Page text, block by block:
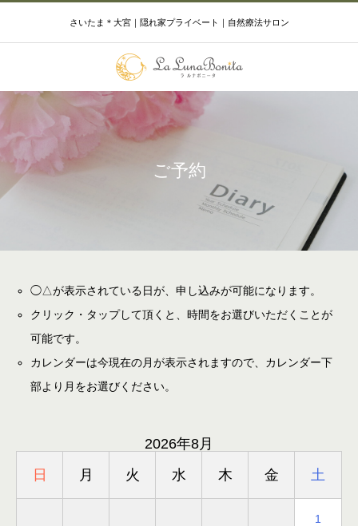
さいたま＊大宮｜隠れ家プライベート｜自然療法サロン
ご予約
◯△が表示されている日が、申し込みが可能になります。
クリック・タップして頂くと、時間をお選びいただくことが
可能です。
カレンダーは今現在の月が表示されますので、カレンダー下
部より月をお選びください。
2026年8月
日
月 火 水 木 金 土
1